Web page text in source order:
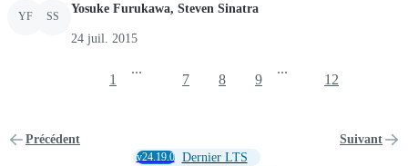
YF SS
Yosuke Furukawa, Steven Sinatra
24 juil. 2015
Précédent
1
...
7 8 9
...
12
Suivant
v24.19.0 Dernier LTS